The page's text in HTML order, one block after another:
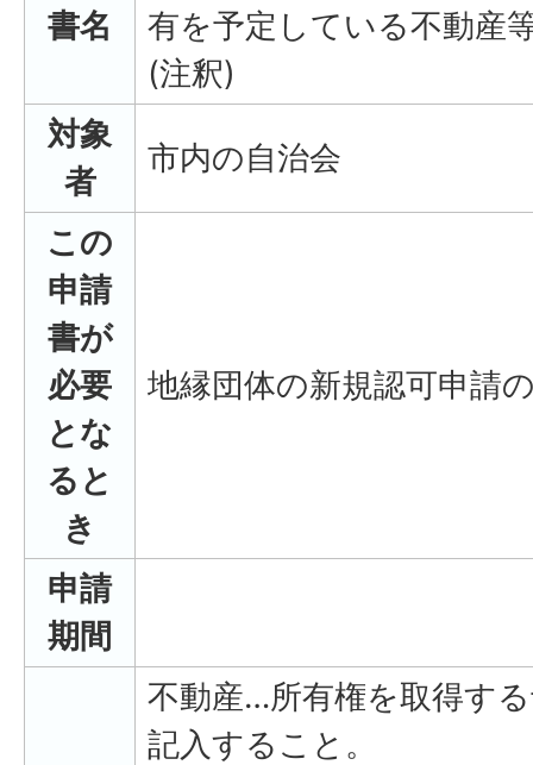
書名
有を予定している不動産
(注釈)
対象
者
市内の自治会
この
申請
書が
必要
とな
ると
き
地縁団体の新規認可申請
申請
期間
不動産…所有権を取得す
記入すること。